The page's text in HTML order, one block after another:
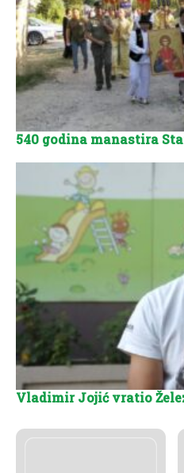
540 godina manastira
Vladimir Jojić vratio